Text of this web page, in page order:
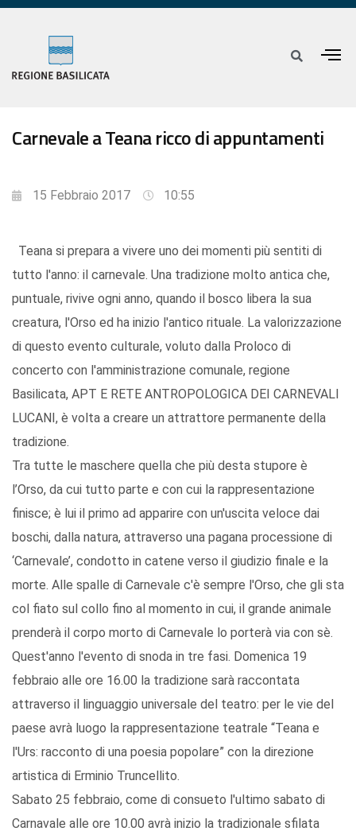
Carnevale a Teana ricco di appuntamenti
15 Febbraio 2017 10:55
Teana si prepara a vivere uno dei momenti più sentiti di
tutto l'anno: il carnevale. Una tradizione molto antica che,
puntuale, rivive ogni anno, quando il bosco libera la sua
creatura, l'Orso ed ha inizio l'antico rituale. La valorizzazione
di questo evento culturale, voluto dalla Proloco di
concerto con l'amministrazione comunale, regione
Basilicata, APT E RETE ANTROPOLOGICA DEI CARNEVALI
LUCANI, è volta a creare un attrattore permanente della
tradizione.
Tra tutte le maschere quella che più desta stupore è
l’Orso, da cui tutto parte e con cui la rappresentazione
finisce; è lui il primo ad apparire con un'uscita veloce dai
boschi, dalla natura, attraverso una pagana processione di
‘Carnevale’, condotto in catene verso il giudizio finale e la
morte. Alle spalle di Carnevale c'è sempre l'Orso, che gli sta
col fiato sul collo fino al momento in cui, il grande animale
prenderà il corpo morto di Carnevale lo porterà via con sè.
Quest'anno l'evento di snoda in tre fasi. Domenica 19
febbraio alle ore 16.00 la tradizione sarà raccontata
attraverso il linguaggio universale del teatro: per le vie del
paese avrà luogo la rappresentazione teatrale “Teana e
l'Urs: racconto di una poesia popolare” con la direzione
artistica di Erminio Truncellito.
Sabato 25 febbraio, come di consueto l'ultimo sabato di
Carnavale alle ore 10.00 avrà inizio la tradizionale sfilata